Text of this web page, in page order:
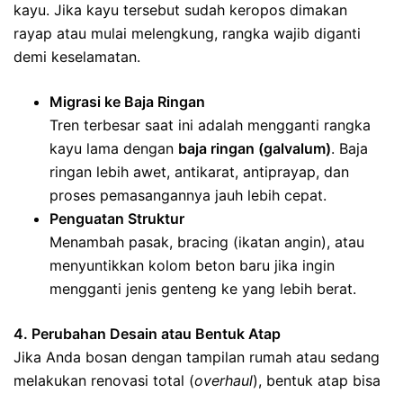
kayu. Jika kayu tersebut sudah keropos dimakan
rayap atau mulai melengkung, rangka wajib diganti
demi keselamatan.
Migrasi ke Baja Ringan
Tren terbesar saat ini adalah mengganti rangka
kayu lama dengan baja ringan (galvalum). Baja
ringan lebih awet, antikarat, antiprayap, dan
proses pemasangannya jauh lebih cepat.
Penguatan Struktur
Menambah pasak, bracing (ikatan angin), atau
menyuntikkan kolom beton baru jika ingin
mengganti jenis genteng ke yang lebih berat.
4. Perubahan Desain atau Bentuk Atap
Jika Anda bosan dengan tampilan rumah atau sedang
melakukan renovasi total (overhaul), bentuk atap bisa